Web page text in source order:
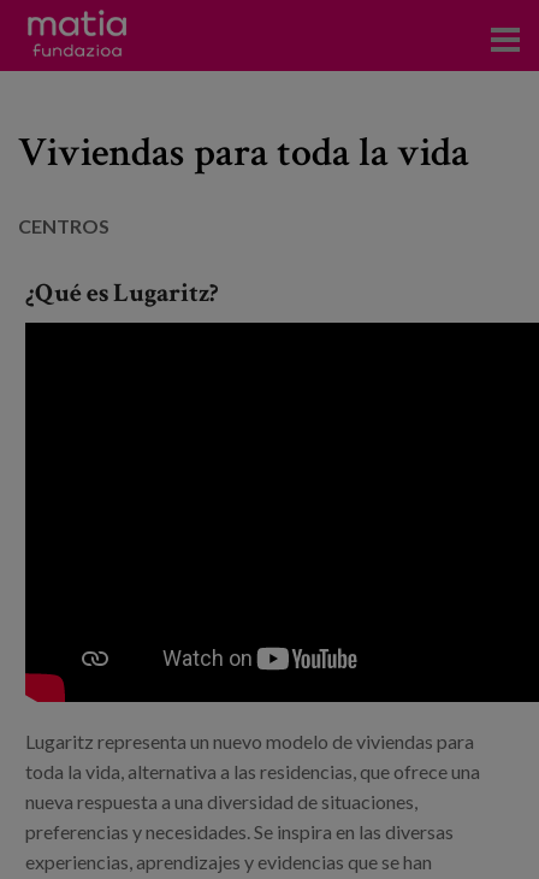
Servicios
eu
Viviendas para toda la vida
CENTROS
¿Qué es Lugaritz?
Lugaritz representa un nuevo modelo de viviendas para
toda la vida, alternativa a las residencias, que ofrece una
nueva respuesta a una diversidad de situaciones,
preferencias y necesidades. Se inspira en las diversas
experiencias, aprendizajes y evidencias que se han